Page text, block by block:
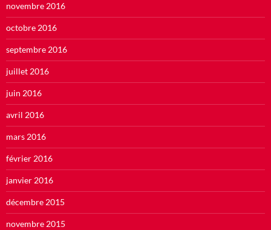
novembre 2016
octobre 2016
septembre 2016
juillet 2016
juin 2016
avril 2016
mars 2016
février 2016
janvier 2016
décembre 2015
novembre 2015